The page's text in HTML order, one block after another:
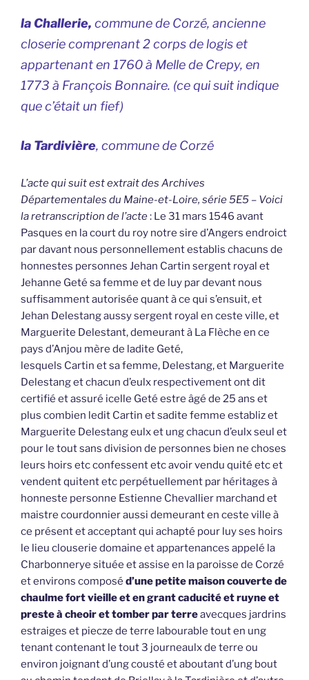
la Challerie, commune de Corzé, ancienne
closerie comprenant 2 corps de logis et
appartenant en 1760 à Melle de Crepy, en
1773 à François Bonnaire. (ce qui suit indique
que c’était un fief)
la Tardivière, commune de Corzé
L’acte qui suit est extrait des Archives
Départementales du Maine-et-Loire, série 5E5 – Voici
la retranscription de l’acte: Le 31 mars 1546 avant
Pasques en la court du roy notre sire d’Angers endroict
par davant nous personnellement establis chacuns de
honnestes personnes Jehan Cartin sergent royal et
Jehanne Geté sa femme et de luy par devant nous
suffisamment autorisée quant à ce qui s’ensuit, et
Jehan Delestang aussy sergent royal en ceste ville, et
Marguerite Delestant, demeurant à La Flèche en ce
pays d’Anjou mère de ladite Geté,
lesquels Cartin et sa femme, Delestang, et Marguerite
Delestang et chacun d’eulx respectivement ont dit
certifié et assuré icelle Geté estre âgé de 25 ans et
plus combien ledit Cartin et sadite femme establiz et
Marguerite Delestang eulx et ung chacun d’eulx seul et
pour le tout sans division de personnes bien ne choses
leurs hoirs etc confessent etc avoir vendu quité etc et
vendent quitent etc perpétuellement par héritages à
honneste personne Estienne Chevallier marchand et
maistre courdonnier aussi demeurant en ceste ville à
ce présent et acceptant qui achapté pour luy ses hoirs
le lieu clouserie domaine et appartenances appelé la
Charbonnerye située et assise en la paroisse de Corzé
et environs composé d’une petite maison couverte de
chaulme fort vieille et en grant caducité et ruyne et
preste à cheoir et tomber par terreavecques jardrins
estraiges et piecze de terre labourable tout en ung
tenant contenant le tout 3 journeaulx de terre ou
environ joignant d’ung cousté et aboutant d’ung bout